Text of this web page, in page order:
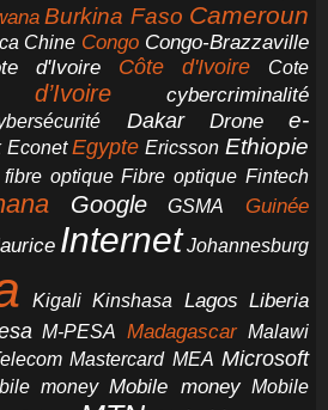
Burkina Faso Cameroun
Chine Congo Congo-Brazzaville
d'Ivoire Côte d'Ivoire
Cote
cybercriminalité
Dakar Drone
e-
Econet Egypte Ericsson Ethiopie
fibre optique Fibre optique Fintech
Google GSMA Guinée
Internet Johannesburg
Kigali Kinshasa Lagos Liberia
M-PESA Madagascar Malawi
Mastercard MEA Microsoft
money Mobile money Mobile